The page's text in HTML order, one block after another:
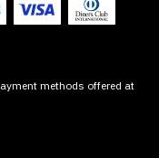
methods offered at